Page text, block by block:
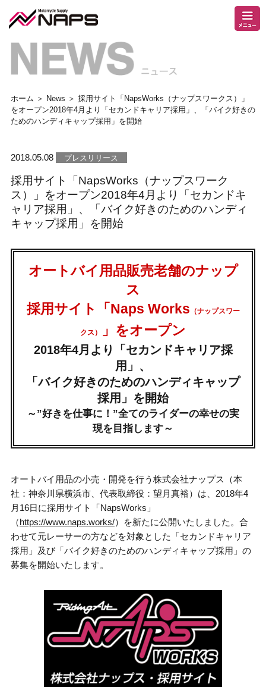
ホーム ＞ News ＞ 採用サイト「NapsWorks（ナップスワークス）」
をオープン2018年4月より「セカンドキャリア採用」、「バイク好きの
ためのハンディキャップ採用」を開始
2018.05.08 プレスリリース
採用サイト「NapsWorks（ナップスワーク
ス）」をオープン2018年4月より「セカンドキ
ャリア採用」、「バイク好きのためのハンディ
キャップ採用」を開始
オートバイ用品販売老舗のナップ
ス
採用サイト「Naps Works （ナップスワー
クス） 」をオープン
2018年4月より「セカンドキャリア採
用」、
「バイク好きのためのハンディキャップ
採用」を開始
～”好きを仕事に！”全てのライダーの幸せの実
現を目指します～
オートバイ用品の小売・開発を行う株式会社ナップス（本
社：神奈川県横浜市、代表取締役：望月真裕）は、2018年4
月16日に採用サイト「NapsWorks」
（ https://www.naps.works/）を新たに公開いたしました。合
わせて元レーサーの方などを対象とした「セカンドキャリア
採用」及び「バイク好きのためのハンディキャップ採用」の
募集を開始いたします。